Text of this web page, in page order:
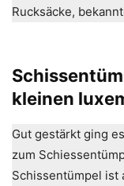
Rucksäcke,
kleinen
Gut gestärkt ging
zum
Schissentümpel ist